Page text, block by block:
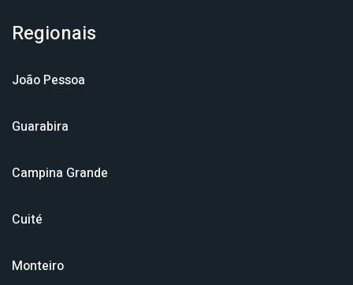
Regionais
João Pessoa
Guarabira
Campina Grande
Cuité
Monteiro